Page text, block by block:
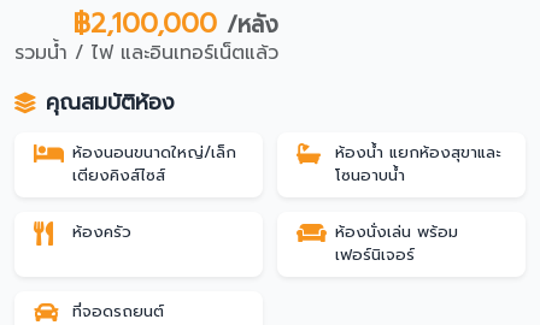
฿2,100,000 /หลัง
รวมน้ำ / ไฟ และอินเทอร์เน็ตแล้ว
คุณสมบัติห้อง
ห้องนอนขนาดใหญ่/เล็ก
เตียงคิงส์ไซส์
ห้องน้ำ แยกห้องสุขาและ
โซนอาบน้ำ
ห้องครัว
ห้องนั่งเล่น พร้อม
เฟอร์นิเจอร์
ที่จอดรถยนต์